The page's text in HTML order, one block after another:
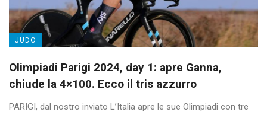
JUDO
Olimpiadi Parigi 2024, day 1: apre Ganna,
chiude la 4×100. Ecco il tris azzurro
PARIGI, dal nostro inviato L’Italia apre le sue Olimpiadi con tre